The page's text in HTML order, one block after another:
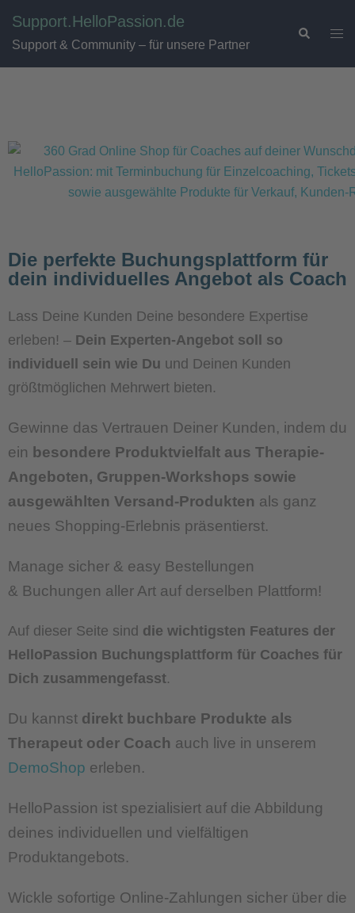
Support.HelloPassion.de
Support & Community – für unsere Partner
Die perfekte Buchungsplattform für
dein individuelles Angebot als Coach
Lass Deine Kunden Deine besondere Expertise
erleben! – Dein Experten-Angebot soll so
individuell sein wie Du und Deinen Kunden
größtmöglichen Mehrwert bieten.
Gewinne das Vertrauen Deiner Kunden, indem du
ein besondere Produktvielfalt aus Therapie-
Angeboten, Gruppen-Workshops sowie
ausgewählten Versand-Produkten als ganz
neues Shopping-Erlebnis präsentierst.
Manage sicher & easy Bestellungen
& Buchungen aller Art auf derselben Plattform!
Auf dieser Seite sind die wichtigsten Features der
HelloPassion Buchungsplattform für Coaches für
Dich zusammengefasst.
Du kannst direkt buchbare Produkte als
Therapeut oder Coach auch live in unserem
DemoShop erleben.
HelloPassion ist spezialisiert auf die Abbildung
deines individuellen und vielfältigen
Produktangebots.
Wickle sofortige Online-Zahlungen sicher über die